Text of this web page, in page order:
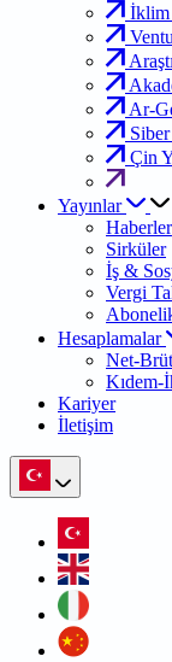
İklim
Ar-
Çin
Yayınlar
Haberler
Sirküler
İş &
Vergi
Hesaplamalar
Net-
Kıdem-
Kariyer
İletişim